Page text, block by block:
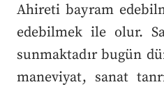
Ahireti bayram
edebilmek ile olur.
sunmaktadır bugün
maneviyat, sanat